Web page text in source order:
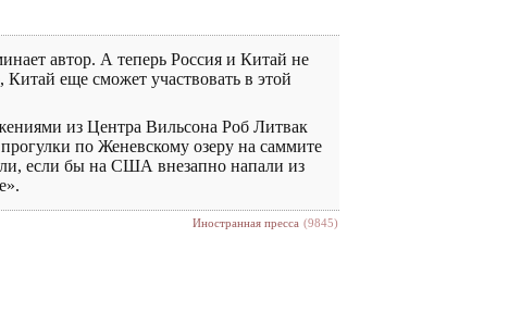
автор. А теперь Россия и Китай не
еще сможет участвовать в этой
из Центра Вильсона Роб Литвак
по Женевскому озеру на саммите
если бы на США внезапно напали из
Иностранная пресса (9845)